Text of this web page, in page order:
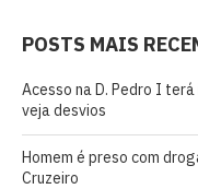
POSTS MAIS
Acesso na D. Pedro I
veja desvios
Homem é preso com
Cruzeiro